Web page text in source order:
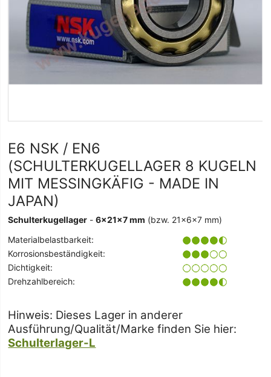
E6 NSK / EN6
(SCHULTERKUGELLAGER 8 KUGELN
MIT MESSINGKÄFIG - MADE IN
JAPAN)
Schulterkugellager -6x21x7 mm (bzw. 21x6x7 mm)
Materialbelastbarkeit:
Korrosionsbeständigkeit:
Dichtigkeit:
Drehzahlbereich:
Hinweis: Dieses Lager in anderer
Ausführung/Qualität/Marke finden Sie hier:
Schulterlager-L